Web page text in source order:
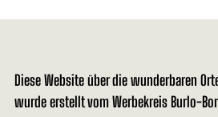
Diese Website über die wunderbaren
wurde erstellt vom Werbekreis Burlo-